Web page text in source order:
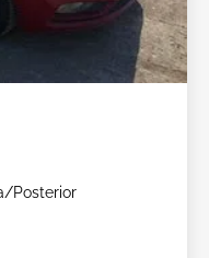
Posterior